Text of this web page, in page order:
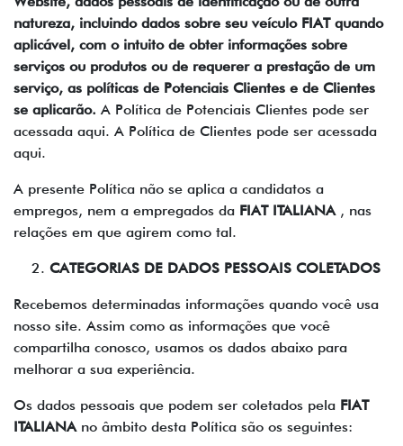
natureza, incluindo dados sobre seu veículo FIAT quando
aplicável, com o intuito de obter informações sobre
serviços ou produtos ou de requerer a prestação de um
serviço, as políticas de Potenciais Clientes e de Clientes
se aplicarão. A Política de Potenciais Clientes pode ser
acessada aqui. A Política de Clientes pode ser acessada
aqui.
A presente Política não se aplica a candidatos a
empregos, nem a empregados da FIAT ITALIANA , nas
relações em que agirem como tal.
CATEGORIAS DE DADOS PESSOAIS COLETADOS
Recebemos determinadas informações quando você usa
nosso site. Assim como as informações que você
compartilha conosco, usamos os dados abaixo para
melhorar a sua experiência.
Os dados pessoais que podem ser coletados pela FIAT
ITALIANA no âmbito desta Política são os seguintes: